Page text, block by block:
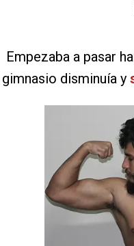
Empezaba a pasar
gimnasio disminuía y